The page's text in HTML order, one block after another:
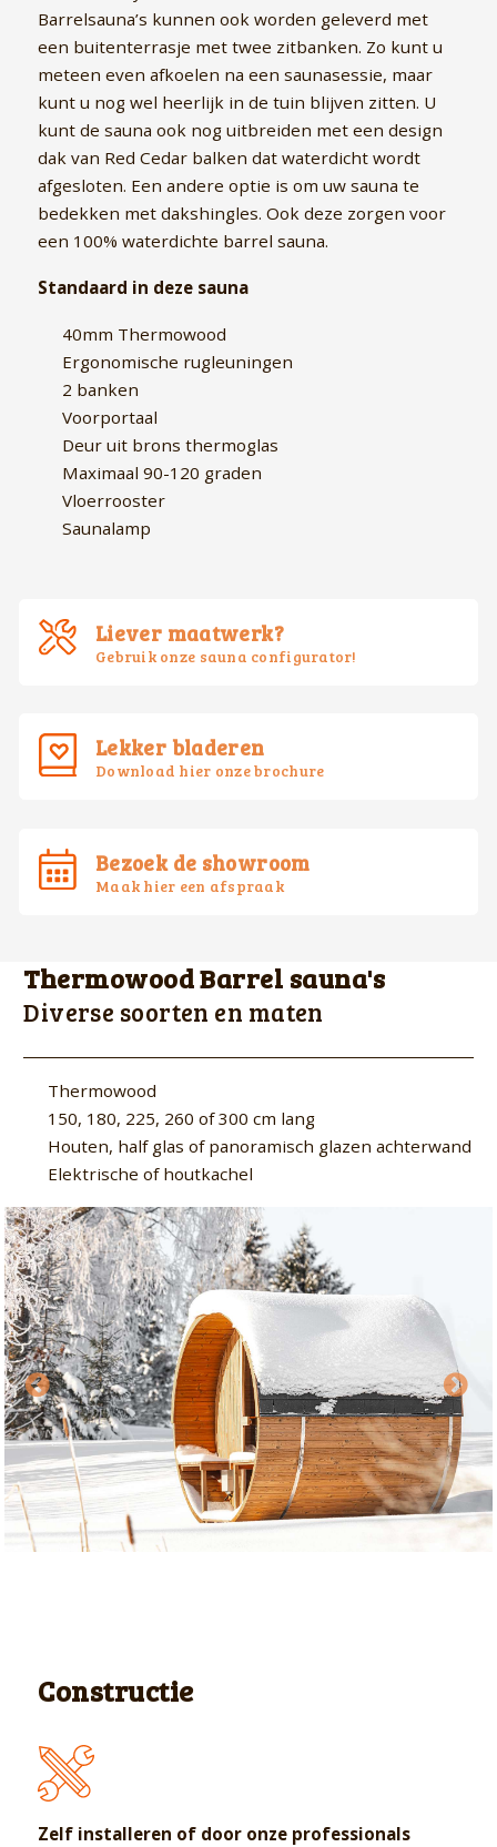
Volwaardige Finse &
Custom serie
Maatwerk van A-Z, productie
in eigen fabriek (NL)
3 persoons ir sauna
personen
4 persoons ir sauna
Zoek IR sauna voor 4
personen
Zoek IR sauna voor 5
personen
6 persoons ir sauna
personen
Combi Deluxe
Infrarood sauna's in één
Budget sauna’s
Laagste prijs. Enkel
standaard maten
Barrel sauna’s
Thermo Cube
Nieuw in ons assortiment
op maat gemaakt
Wijchen
6604BE Wijchen
Zeeland
Stuerboutstraat 30
4508AD Waterlandkerkje
Barrelsauna’s kunnen ook worden geleverd met
een buitenterrasje met twee zitbanken. Zo kunt u
meteen even afkoelen na een saunasessie, maar
kunt u nog wel heerlijk in de tuin blijven zitten. U
kunt de sauna ook nog uitbreiden met een design
dak van Red Cedar balken dat waterdicht wordt
afgesloten. Een andere optie is om uw sauna te
bedekken met dakshingles. Ook deze zorgen voor
een 100% waterdichte barrel sauna.
Standaard in deze sauna
40mm Thermowood
Ergonomische rugleuningen
2 banken
Voorportaal
Deur uit brons thermoglas
Maximaal 90-120 graden
Vloerrooster
Saunalamp
Liever maatwerk?
Gebruik onze sauna configurator!
Lekker bladeren
Download hier onze brochure
Bezoek de showroom
Maak hier een afspraak
Thermowood Barrel sauna's
Diverse soorten en maten
Thermowood
150, 180, 225, 260 of 300 cm lang
Houten, half glas of panoramisch glazen achterwand
Elektrische of houtkachel
Constructie
Zelf installeren of door onze professionals